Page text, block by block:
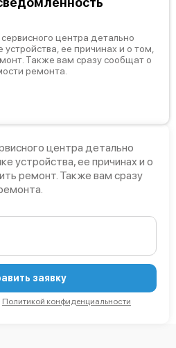
центра детально
ее причинах и о том,
Также вам сразу сообщат о
ремонта.
центра детально
устройства, ее причинах и о
ремонт. Также вам сразу
заявку
Политикой конфиденциальности